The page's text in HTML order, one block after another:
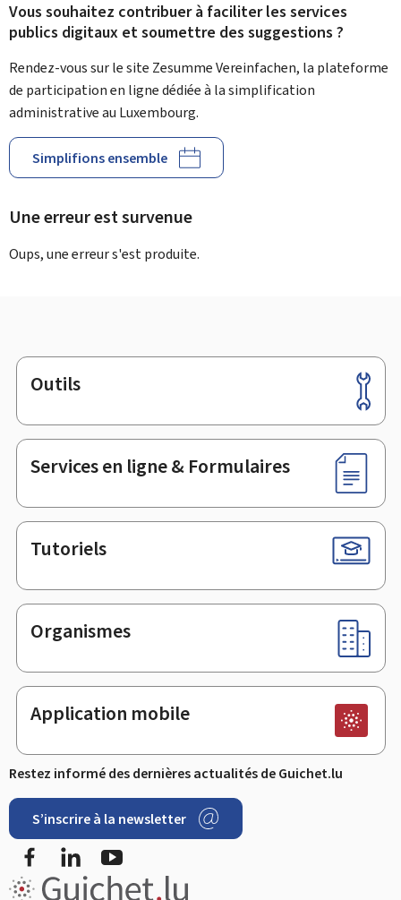
Vous souhaitez contribuer à faciliter les services
publics digitaux et soumettre des suggestions ?
Rendez-vous sur le site Zesumme Vereinfachen, la plateforme
de participation en ligne dédiée à la simplification
administrative au Luxembourg.
Simplifions ensemble
Une erreur est survenue
Oups, une erreur s'est produite.
Pied
de
page
Outils
Services en ligne & Formulaires
Tutoriels
Organismes
Application mobile
Restez informé des dernières actualités de Guichet.lu
S’inscrire à la newsletter
FacebookLinkedIn